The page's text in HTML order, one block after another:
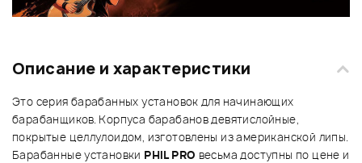
Описание и характеристики
Это серия барабанных установок для начинающих
барабанщиков. Корпуса барабанов девятислойные,
покрытые целлулоидом, изготовлены из американской липы.
Барабанные установки PHIL PRO весьма доступны по цене и